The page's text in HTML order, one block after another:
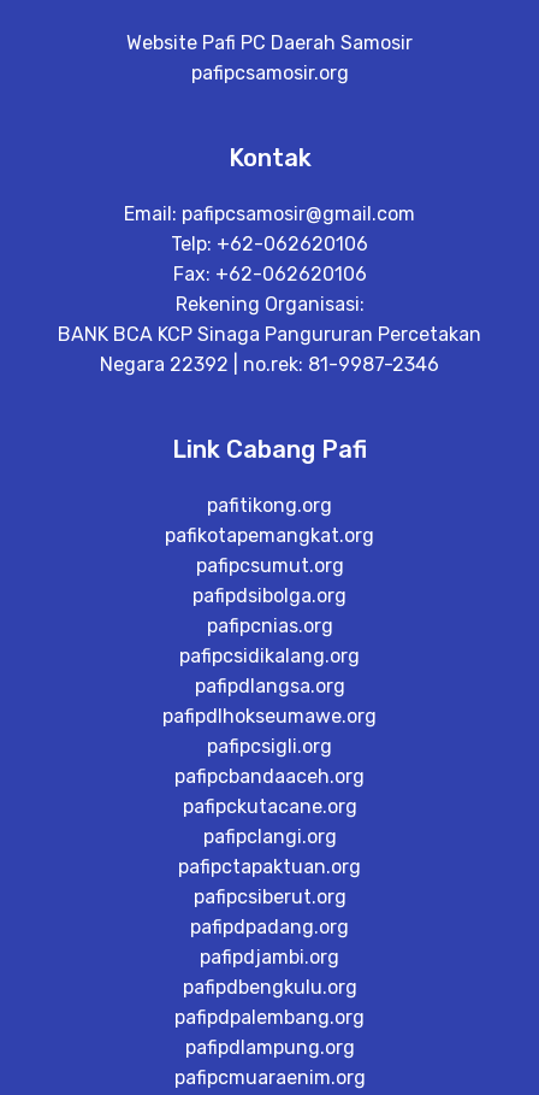
Website Pafi PC Daerah Samosir
pafipcsamosir.org
Kontak
Email: pafipcsamosir@gmail.com
Telp: +62-062620106
Fax: +62-062620106
Rekening Organisasi:
BANK BCA KCP Sinaga Pangururan Percetakan
Negara 22392 | no.rek: 81-9987-2346
Link Cabang Pafi
pafitikong.org
pafikotapemangkat.org
pafipcsumut.org
pafipdsibolga.org
pafipcnias.org
pafipcsidikalang.org
pafipdlangsa.org
pafipdlhokseumawe.org
pafipcsigli.org
pafipcbandaaceh.org
pafipckutacane.org
pafipclangi.org
pafipctapaktuan.org
pafipcsiberut.org
pafipdpadang.org
pafipdjambi.org
pafipdbengkulu.org
pafipdpalembang.org
pafipdlampung.org
pafipcmuaraenim.org